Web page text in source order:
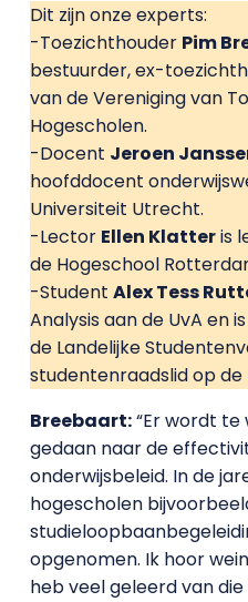
Dit zijn onze experts:
-Toezichthouder Pim
bestuurder, ex-
van de Vereniging van
Hogescholen.
-Docent Jeroen
hoofddocent
Universiteit Utrecht.
-Lector Ellen Klatteris
de Hogeschool
-Student Alex Tess
Analysis aan de UvA en
de Landelijke
studentenraadslid op de
Breebaart:“Er wordt te
gedaan naar de
onderwijsbeleid. In de
hogescholen
opgenomen. Ik hoor
heb veel geleerd van die